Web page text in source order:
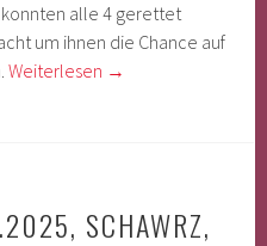
konnten alle 4 gerettet
um ihnen die Chance auf
Weiterlesen →
SCHAWRZ,